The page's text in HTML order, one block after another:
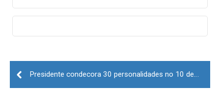
Post
navigation
Presidente condecora 30 personalidades no 10 de Junho